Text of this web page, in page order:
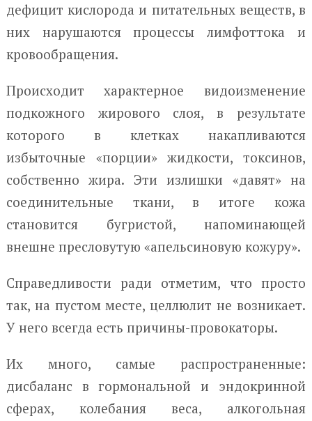
дефицит кислорода и питательных веществ, в
них нарушаются процессы лимфоттока и
кровообращения.
Происходит характерное видоизменение
подкожного жирового слоя, в результате
которого в клетках накапливаются
избыточные «порции» жидкости, токсинов,
собственно жира. Эти излишки «давят» на
соединительные ткани, в итоге кожа
становится бугристой, напоминающей
внешне пресловутую «апельсиновую кожуру».
Справедливости ради отметим, что просто
так, на пустом месте, целлюлит не возникает.
У него всегда есть причины-провокаторы.
Их много, самые распространенные:
дисбаланс в гормональной и эндокринной
сферах, колебания веса, алкогольная